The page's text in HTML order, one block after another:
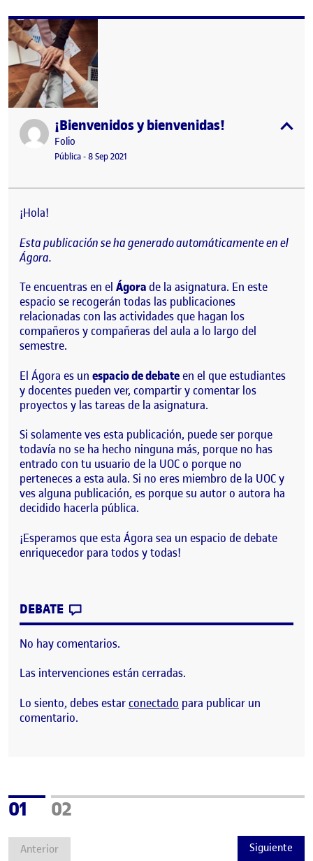
Publicado por¡Bienvenidos y bienvenidas!
Publicado por
Folio
Visibilidad:
Pública-Fecha de publicación
8 Sep 2021
¡Hola!
Esta publicación se ha generado automáticamente en el
Ágora.
Te encuentras en el Ágora de la asignatura. En este
espacio se recogerán todas las publicaciones
relacionadas con las actividades que hagan los
compañeros y compañeras del aula a lo largo del
semestre.
El Ágora es un espacio de debateen el que estudiantes
y docentes pueden ver, compartir y comentar los
proyectos y las tareas de la asignatura.
Si solamente ves esta publicación, puede ser porque
todavía no se ha hecho ninguna más, porque no has
entrado con tu usuario de la UOC o porque no
perteneces a esta aula. Si no eres miembro de la UOC y
ves alguna publicación, es porque su autor o autora ha
decidido hacerla pública.
¡Esperamos que esta Ágora sea un espacio de debate
enriquecedor para todos y todas!
DEBATE
No hay comentarios.
Las intervenciones están cerradas.
Lo siento, debes estarconectado para publicar un
comentario.
Anterior
Página
01 Página
02
Siguiente